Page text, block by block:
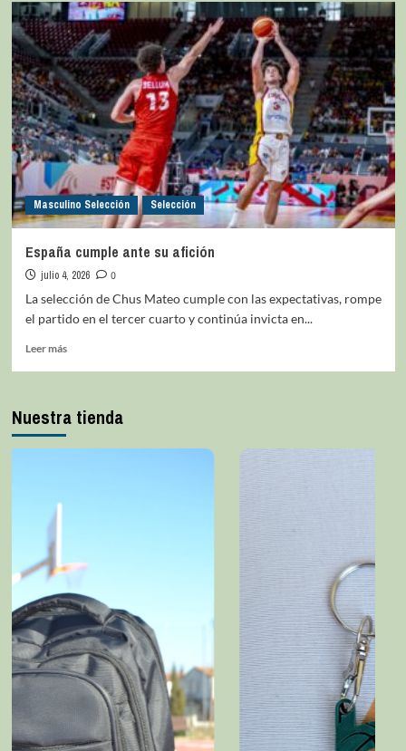
Masculino Selección Selección
España cumple ante su afición
julio 4, 2026
0
La selección de Chus Mateo cumple con las expectativas, rompe
el partido en el tercer cuarto y continúa invicta en...
Leer más
Nuestra tienda